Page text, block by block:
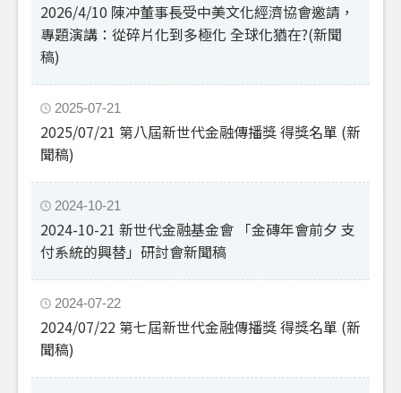
2026/4/10 陳冲董事長受中美文化經濟協會邀請，
專題演講：從碎片化到多極化 全球化猶在?(新聞
稿)
2025-07-21
2025/07/21 第八屆新世代金融傳播獎 得獎名單 (新
聞稿)
2024-10-21
2024-10-21 新世代金融基金會 「金磚年會前夕 支
付系統的興替」研討會新聞稿
2024-07-22
2024/07/22 第七屆新世代金融傳播獎 得獎名單 (新
聞稿)